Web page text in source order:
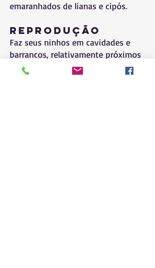
emaranhados de lianas e cipós.
Reprodução
Faz seus ninhos em cavidades e
barrancos, relativamente próximos
ao solo.